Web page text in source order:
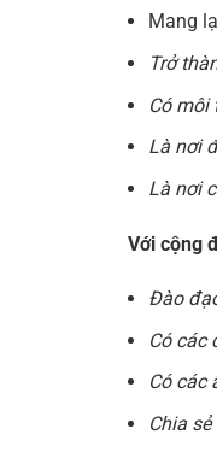
Mang
Trở
Có môi
Là nơi
Là nơi
Với cộng
Đào
Có các
Có các
Chia